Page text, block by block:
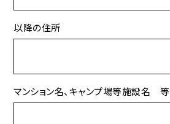
以降の住所
マンション名、キャンプ場等施設名 等